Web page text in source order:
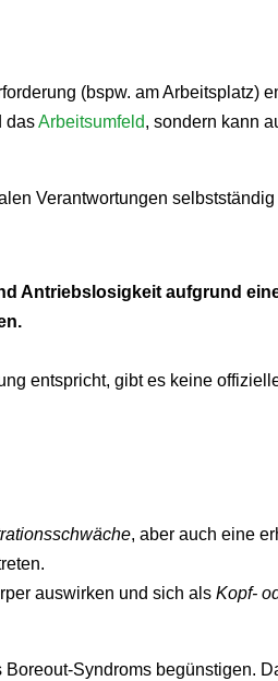
(bspw. am Arbeitsplatz)
dasArbeitsumfeld, sondern kann
Verantwortungen
Antriebslosigkeit aufgrund
entspricht, gibt es keine
, aber auch eine
auswirken und sich alsKopf-
Syndroms begünstigen.